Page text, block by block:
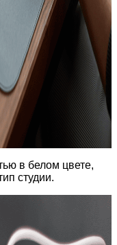
в белом цвете,
студии.